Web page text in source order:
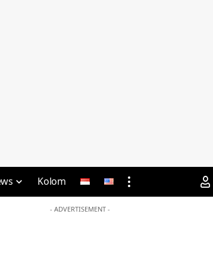
Kolom
- ADVERTISEMENT -